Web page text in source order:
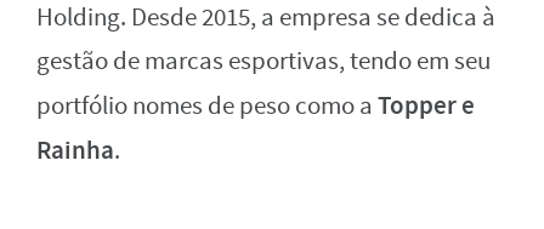
Holding. Desde 2015, a empresa se dedica à
gestão de marcas esportivas, tendo em seu
portfólio nomes de peso como a Topper e
Rainha.